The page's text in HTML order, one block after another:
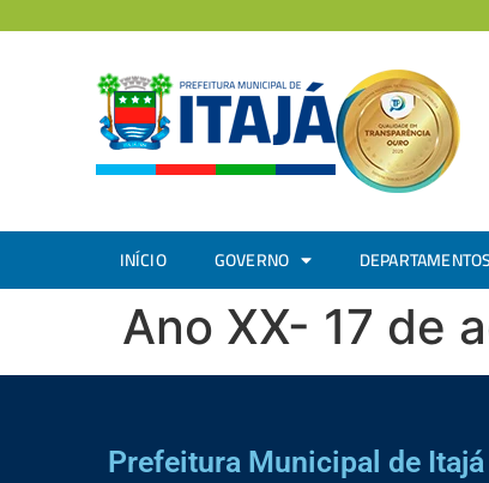
INÍCIO GOVERNO DEPARTAMENTOS
Ano XX- 17 de
Prefeitura Municipal de Itajá